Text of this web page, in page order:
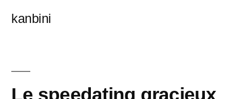
kanbini
Le speedating gracieux